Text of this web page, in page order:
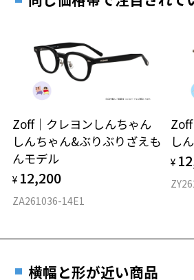
※着脱式サングラス：デモレンズ、アタッチメント込
タイプ
材質
フロント素材：S.E.Plastic
その際は記入用紙をダウンロードして
Zoff｜クレヨンしんちゃん
しんちゃん&ぶりぶりざえも
んモデル
¥ 12,200
ZA261036-14E1
し
¥
横幅と形が近い商品